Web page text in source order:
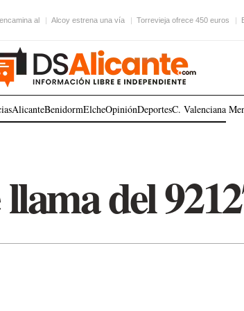
al Alcoy estrena una vía Torrevieja ofrece 450 euros
AlicanteBenidormElcheOpiniónDeportesC. Valenciana
del